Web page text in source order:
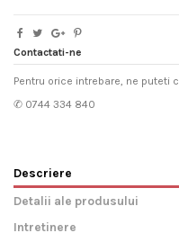
Contactati-ne
Pentru orice intrebare, ne puteti
✆ 0744 334 840
Descriere
Detalii ale produsului
Intretinere